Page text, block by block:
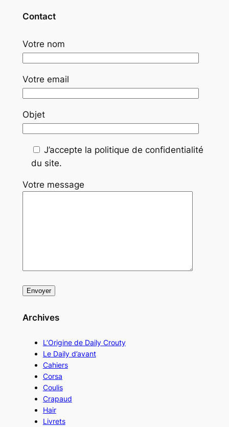
Contact
Votre nom
Votre email
Objet
J’accepte la politique de confidentialité
du site.
Votre message
Archives
L’Origine de Daily Crouty
Le Daily d’avant
Cahiers
Corsa
Coulis
Crapaud
Hair
Livrets